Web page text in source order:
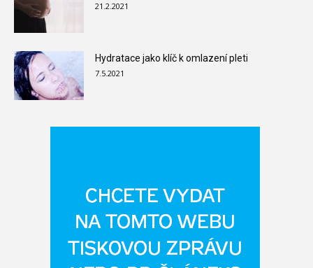
21.2.2021
Hydratace jako klíč k omlazení pleti
7.5.2021